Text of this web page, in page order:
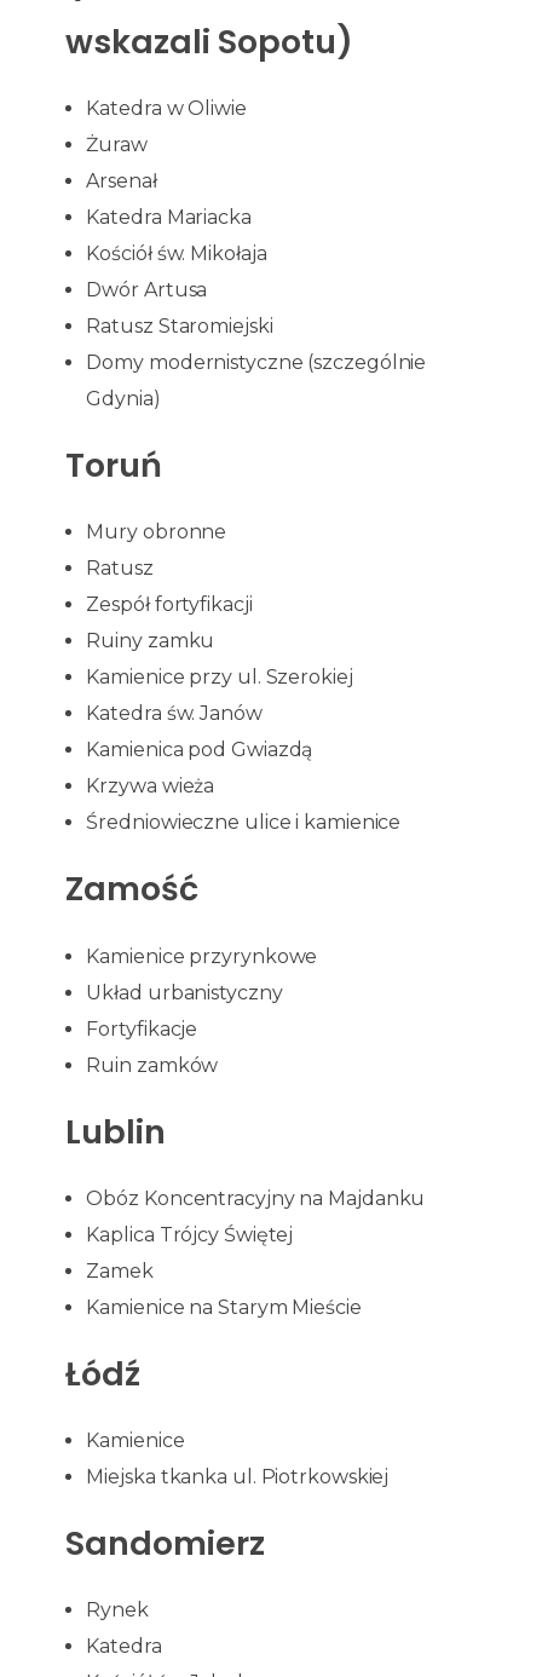
wskazali Sopotu)
Katedra w Oliwie
Żuraw
Arsenał
Katedra Mariacka
Kościół św. Mikołaja
Dwór Artusa
Ratusz Staromiejski
Domy modernistyczne (szczególnie
Gdynia)
Toruń
Mury obronne
Ratusz
Zespół fortyfikacji
Ruiny zamku
Kamienice przy ul. Szerokiej
Katedra św. Janów
Kamienica pod Gwiazdą
Krzywa wieża
Średniowieczne ulice i kamienice
Zamość
Kamienice przyrynkowe
Układ urbanistyczny
Fortyfikacje
Ruin zamków
Lublin
Obóz Koncentracyjny na Majdanku
Kaplica Trójcy Świętej
Zamek
Kamienice na Starym Mieście
Łódź
Kamienice
Miejska tkanka ul. Piotrkowskiej
Sandomierz
Rynek
Katedra